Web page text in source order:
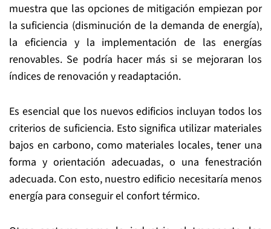
muestra que las opciones de mitigación empiezan por
la suficiencia (disminución de la demanda de energía),
la eficiencia y la implementación de las energías
renovables. Se podría hacer más si se mejoraran los
índices de renovación y readaptación.
Es esencial que los nuevos edificios incluyan todos los
criterios de suficiencia. Esto significa utilizar materiales
bajos en carbono, como materiales locales, tener una
forma y orientación adecuadas, o una fenestración
adecuada. Con esto, nuestro edificio necesitaría menos
energía para conseguir el confort térmico.